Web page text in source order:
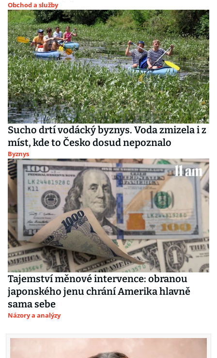
Obchod a služby
Sucho drtí vodácký byznys. Voda zmizela i z
míst, kde to Česko dosud nepoznalo
Byznys
Tajemství měnové intervence: obranou
japonského jenu chrání Amerika hlavně
sama sebe
Názory a analýzy